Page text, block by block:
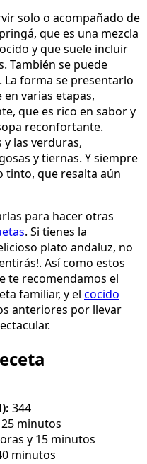
solo o acompañado de
que es una mezcla
y que suele incluir
También se puede
forma se presentarlo
en varias etapas,
que es rico en sabor y
reconfortante.
y las verduras,
y tiernas. Y siempre
tinto, que resalta aún
para hacer otras
. Si tienes la
plato andaluz, no
Así como estos
te recomendamos el
familiar, y el cocido
anteriores por llevar
344
25 minutos
y 15 minutos
minutos